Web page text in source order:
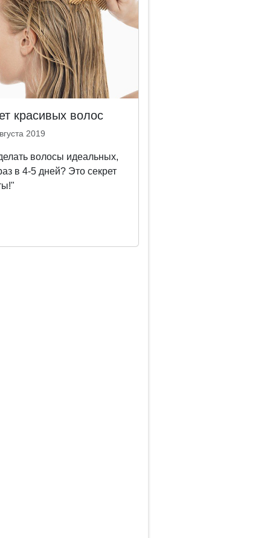
красивых волос
2019
волосы идеальных,
в 4-5 дней? Это секрет